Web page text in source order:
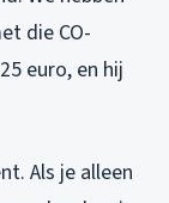
die CO-
euro, en hij
Als je alleen